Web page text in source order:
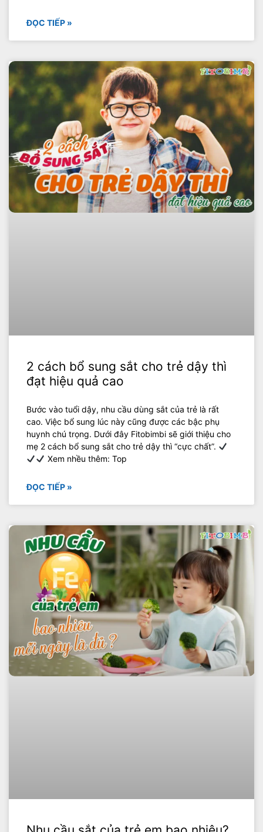
ĐỌC TIẾP »
2 cách bổ sung sắt cho trẻ dậy thì
đạt hiệu quả cao
Bước vào tuổi dậy, nhu cầu dùng sắt của trẻ là rất
cao. Việc bổ sung lúc này cũng được các bậc phụ
huynh chú trọng. Dưới đây Fitobimbi sẽ giới thiệu cho
mẹ 2 cách bổ sung sắt cho trẻ dậy thì “cực chất”.
Xem nhều thêm: Top
ĐỌC TIẾP »